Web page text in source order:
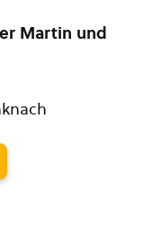
Martin und